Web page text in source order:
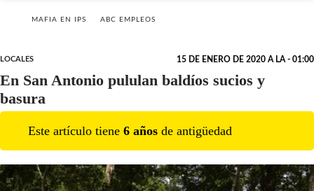
MAFIA EN IPS ABC EMPLEOS
LOCALES 15 DE ENERO DE 2020 A LA - 01:00
En San Antonio pululan baldíos sucios y
basura
Este artículo tiene 6 años de antigüedad